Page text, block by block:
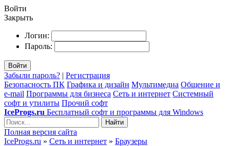
Войти
Закрыть
Логин:
Пароль:
Войти
Забыли пароль? | Регистрация
Безопасность ПК Графика и дизайн Мультимедиа Общение и
e-mail Программы для бизнеса Сеть и интернет Системный
софт и утилиты Прочий софт
IceProgs.ru Бесплатный софт и программы для Windows
Найти
Полная версия сайта
IceProgs.ru » Сеть и интернет » Браузеры